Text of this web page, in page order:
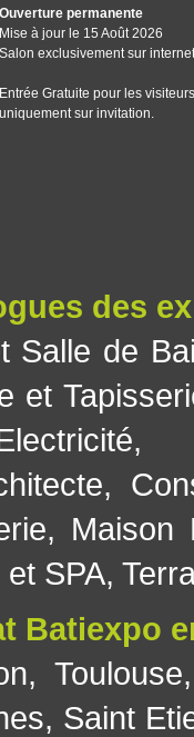
Ouverture permanente
Mise à jour le 15 Août 2026
Salon exclusivement sur internet
Entrée Gratuite pour les visiteurs
uniquement sur invitation.
des
Salle de
et
,
, Maison
SPA,
Batiexpo
, Toulouse
, Saint